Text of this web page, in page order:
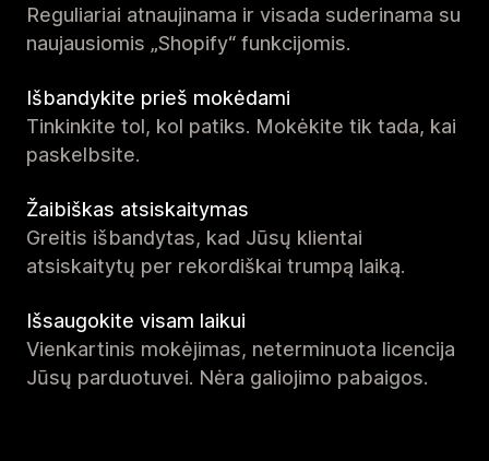
Reguliariai atnaujinama ir visada suderinama su
naujausiomis „Shopify“ funkcijomis.
Išbandykite prieš mokėdami
Tinkinkite tol, kol patiks. Mokėkite tik tada, kai
paskelbsite.
Žaibiškas atsiskaitymas
Greitis išbandytas, kad Jūsų klientai
atsiskaitytų per rekordiškai trumpą laiką.
Išsaugokite visam laikui
Vienkartinis mokėjimas, neterminuota licencija
Jūsų parduotuvei. Nėra galiojimo pabaigos.